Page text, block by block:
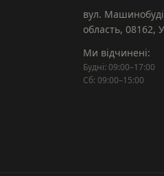
вул.
область, 08162,
Ми відчинені:
Будні: 09:00–17:00
Сб: 09:00–15:00